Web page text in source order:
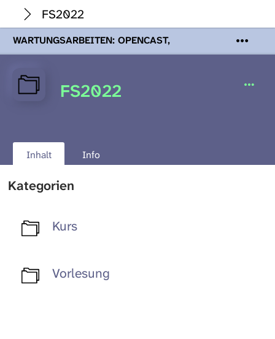
FS2022
WARTUNGSARBEITEN: OPENCAST,
PODCASTS & TOBIRA
Mi 19. August
Wartungsarbeiten an den Opencast-
Servern werden Ihnen Podcasts,
FS2022
Inhalt Info
Kategorien
Kurs
Vorlesung